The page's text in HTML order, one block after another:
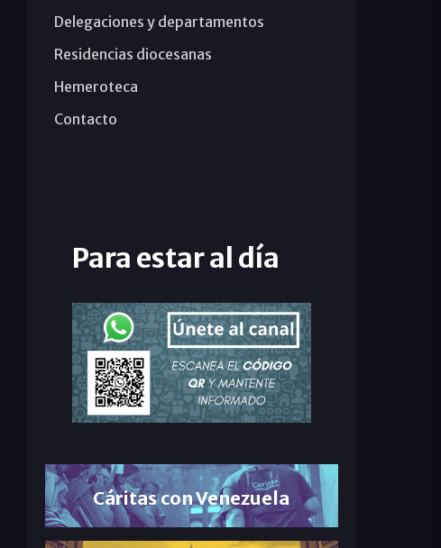
Delegaciones y departamentos
Residencias diocesanas
Hemeroteca
Contacto
Para estar al día
Cáritas con Venezuela